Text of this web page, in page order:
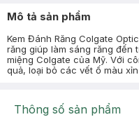
Mô tả sản phẩm
Kem Đánh Răng Colgate
răng giúp làm sáng răng đến
miệng Colgate của Mỹ. Với
quả, loại bỏ các vết ố màu
Thông số sản phẩm